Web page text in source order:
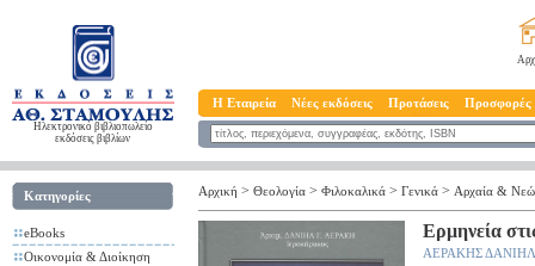
Ηλεκτρονικό βιβλιοπωλείο
εκδόσεις βιβλίων
Η Εταιρεία Νέες εκδόσεις Προτάσεις Προσφορές
Κατηγορίες
eBooks
Οικονομία & Διοίκηση
Αρχική > Θεολογία > Φιλοκαλικά > Γενικά > Αρχαία &
Ερμηνεία
ΑΕΡΑΚΗΣ